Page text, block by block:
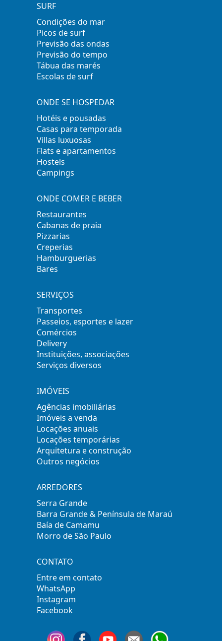
SURF
Condições do mar
Picos de surf
Previsão das ondas
Previsão do tempo
Tábua das marés
Escolas de surf
ONDE SE HOSPEDAR
Hotéis e pousadas
Casas para temporada
Villas luxuosas
Flats e apartamentos
Hostels
Campings
ONDE COMER E BEBER
Restaurantes
Cabanas de praia
Pizzarias
Creperias
Hamburguerias
Bares
SERVIÇOS
Transportes
Passeios, esportes e lazer
Comércios
Delivery
Instituições, associações
Serviços diversos
IMÓVEIS
Agências imobiliárias
Imóveis a venda
Locações anuais
Locações temporárias
Arquitetura e construção
Outros negócios
ARREDORES
Serra Grande
Barra Grande & Península de Maraú
Baía de Camamu
Morro de São Paulo
CONTATO
Entre em contato
WhatsApp
Instagram
Facebook